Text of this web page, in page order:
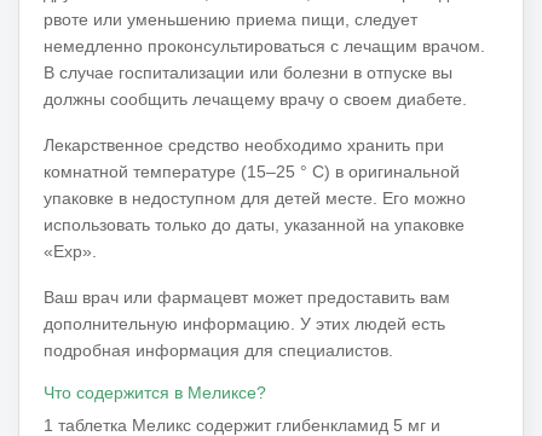
рвоте или уменьшению приема пищи, следует
немедленно проконсультироваться с лечащим врачом.
В случае госпитализации или болезни в отпуске вы
должны сообщить лечащему врачу о своем диабете.
Лекарственное средство необходимо хранить при
комнатной температуре (15–25 ° С) в оригинальной
упаковке в недоступном для детей месте. Его можно
использовать только до даты, указанной на упаковке
«Exp».
Ваш врач или фармацевт может предоставить вам
дополнительную информацию. У этих людей есть
подробная информация для специалистов.
Что содержится в Меликсе?
1 таблетка Меликс содержит глибенкламид 5 мг и